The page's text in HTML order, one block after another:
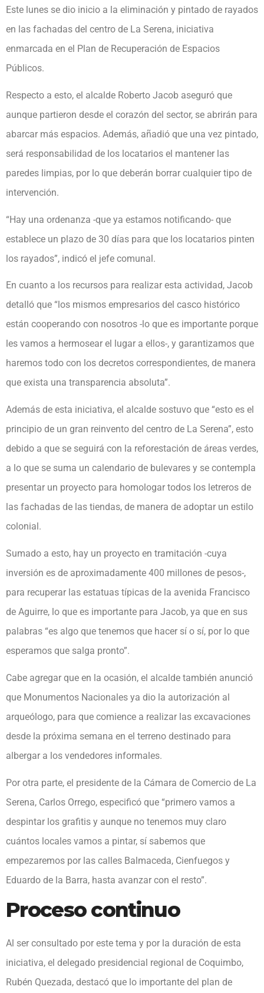
Este lunes se dio inicio a la eliminación y pintado de rayados
en las fachadas del centro de La Serena, iniciativa
enmarcada en el Plan de Recuperación de Espacios
Públicos.
Respecto a esto, el alcalde Roberto Jacob aseguró que
aunque partieron desde el corazón del sector, se abrirán para
abarcar más espacios. Además, añadió que una vez pintado,
será responsabilidad de los locatarios el mantener las
paredes limpias, por lo que deberán borrar cualquier tipo de
intervención.
“Hay una ordenanza -que ya estamos notificando- que
establece un plazo de 30 días para que los locatarios pinten
los rayados”, indicó el jefe comunal.
En cuanto a los recursos para realizar esta actividad, Jacob
detalló que “los mismos empresarios del casco histórico
están cooperando con nosotros -lo que es importante porque
les vamos a hermosear el lugar a ellos-, y garantizamos que
haremos todo con los decretos correspondientes, de manera
que exista una transparencia absoluta”.
Además de esta iniciativa, el alcalde sostuvo que “esto es el
principio de un gran reinvento del centro de La Serena”, esto
debido a que se seguirá con la reforestación de áreas verdes,
a lo que se suma un calendario de bulevares y se contempla
presentar un proyecto para homologar todos los letreros de
las fachadas de las tiendas, de manera de adoptar un estilo
colonial.
Sumado a esto, hay un proyecto en tramitación -cuya
inversión es de aproximadamente 400 millones de pesos-,
para recuperar las estatuas típicas de la avenida Francisco
de Aguirre, lo que es importante para Jacob, ya que en sus
palabras “es algo que tenemos que hacer sí o sí, por lo que
esperamos que salga pronto”.
Cabe agregar que en la ocasión, el alcalde también anunció
que Monumentos Nacionales ya dio la autorización al
arqueólogo, para que comience a realizar las excavaciones
desde la próxima semana en el terreno destinado para
albergar a los vendedores informales.
Por otra parte, el presidente de la Cámara de Comercio de La
Serena, Carlos Orrego, especificó que “primero vamos a
despintar los grafitis y aunque no tenemos muy claro
cuántos locales vamos a pintar, sí sabemos que
empezaremos por las calles Balmaceda, Cienfuegos y
Eduardo de la Barra, hasta avanzar con el resto”.
Proceso continuo
Al ser consultado por este tema y por la duración de esta
iniciativa, el delegado presidencial regional de Coquimbo,
Rubén Quezada, destacó que lo importante del plan de